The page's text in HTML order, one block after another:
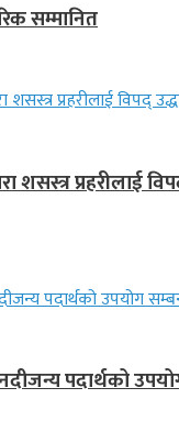
सम्मानित
शसस्त्र प्रहरीलाई
पदार्थको